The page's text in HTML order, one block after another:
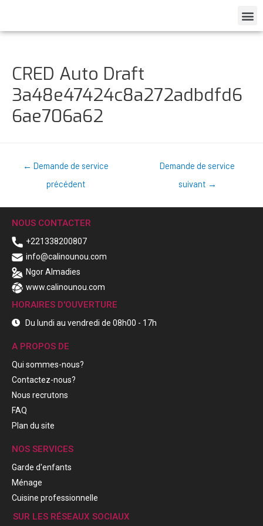
CRED Auto Draft
3a48e47424c8a272adbdfd6
6ae706a62
← Demande de service
précédent
Demande de service
suivant →
NOUS CONTACTER
+221338200807
info@calinounou.com
Ngor Almadies
www.calinounou.com
HORAIRES D'OUVERTURE
Du lundi au vendredi de 08h00 - 17h
A PROPOS DE
Qui sommes-nous?
Contactez-nous?
Nous recrutons
FAQ
Plan du site
NOS SERVICES
Garde d'enfants
Ménage
Cuisine professionnelle
SUR LES RÉSEAUX SOCIAUX